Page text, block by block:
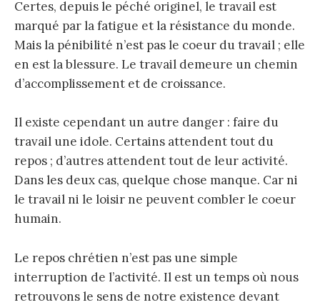
Certes, depuis le péché originel, le travail est
marqué par la fatigue et la résistance du monde.
Mais la pénibilité n’est pas le coeur du travail ; elle
en est la blessure. Le travail demeure un chemin
d’accomplissement et de croissance.
Il existe cependant un autre danger : faire du
travail une idole. Certains attendent tout du
repos ; d’autres attendent tout de leur activité.
Dans les deux cas, quelque chose manque. Car ni
le travail ni le loisir ne peuvent combler le coeur
humain.
Le repos chrétien n’est pas une simple
interruption de l’activité. Il est un temps où nous
retrouvons le sens de notre existence devant